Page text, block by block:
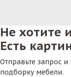
Не хотите
Есть
Отправьте запрос
подборку мебели.